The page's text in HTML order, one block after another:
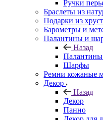
Ручки
Браслеты из
Подарки из
Барометры и
Палантины и
Назад
Шарфы
Ремни кожаные
Декор
Назад
Декор
Панно